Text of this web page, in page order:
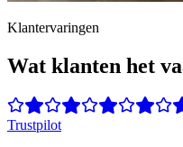
Klantervaringen
Wat klanten het
Trustpilot